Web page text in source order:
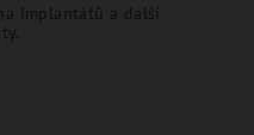
implantátů a další